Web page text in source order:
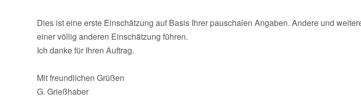
Dies ist eine erste Einschätzung auf Basis Ihrer pauschalen Angaben. Andere und
einer völlig anderen Einschätzung führen.
Ich danke für Ihren Auftrag.
Mit freundlichen Grüßen
G. Grießhaber